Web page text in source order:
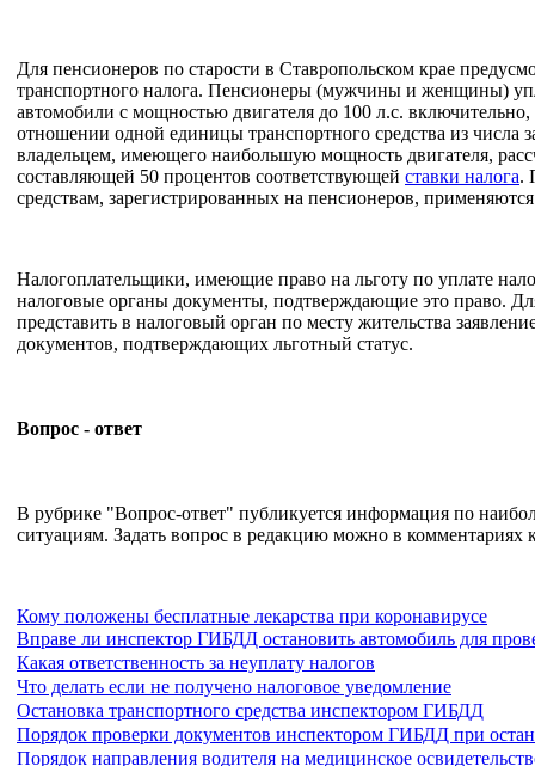
Для пенсионеров по старости в Ставропольском крае
транспортного налога. Пенсионеры (мужчины и женщины)
автомобили с мощностью двигателя до 100 л.с.
отношении одной единицы транспортного средства из числа
владельцем, имеющего наибольшую мощность двигателя,
составляющей 50 процентов соответствующей ставки налога.
средствам, зарегистрированных на пенсионеров,
Налогоплательщики, имеющие право на льготу по уплате
налоговые органы документы, подтверждающие это право.
представить в налоговый орган по месту жительства
документов, подтверждающих льготный статус.
Вопрос - ответ
В рубрике "Вопрос-ответ" публикуется информация по
ситуациям. Задать вопрос в редакцию можно в комментариях
Кому положены бесплатные лекарства при коронавирусе
Вправе ли инспектор ГИБДД остановить автомобиль для
Какая ответственность за неуплату налогов
Что делать если не получено налоговое уведомление
Остановка транспортного средства инспектором ГИБДД
Порядок проверки документов инспектором ГИБДД при
Порядок направления водителя на медицинское